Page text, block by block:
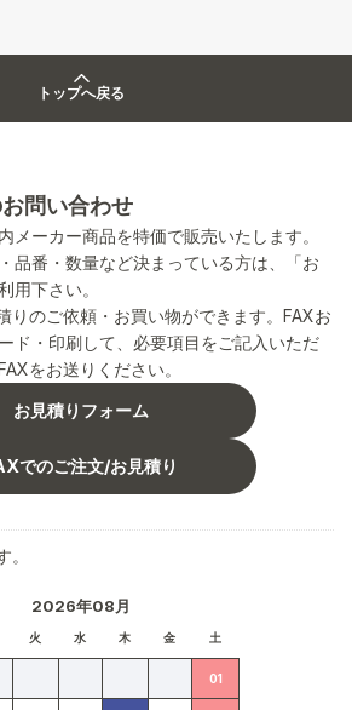
トップへ戻る
問い合わせ
メーカー商品を特価で販売いたします。
品番・数量など決まっている方は、「お
用下さい。
りのご依頼・お買い物ができます。FAXお
ド・印刷して、必要項目をご記入いただ
をお送りください。
お見積りフォーム
でのご注文/お見積り
2026年08月
火 水 木 金 土
01